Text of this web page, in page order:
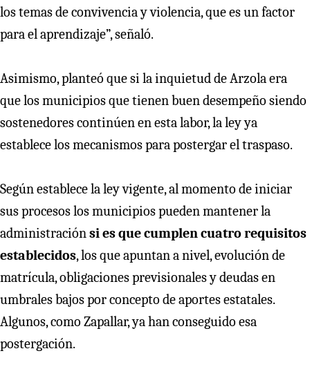
los temas de convivencia y violencia, que es un factor
para el aprendizaje”, señaló.
Asimismo, planteó que si la inquietud de Arzola era
que los municipios que tienen buen desempeño siendo
sostenedores continúen en esta labor, la ley ya
establece los mecanismos para postergar el traspaso.
Según establece la ley vigente, al momento de iniciar
sus procesos los municipios pueden mantener la
administraciónsi es que cumplen cuatro requisitos
establecidos, los que apuntan a nivel, evolución de
matrícula, obligaciones previsionales y deudas en
umbrales bajos por concepto de aportes estatales.
Algunos, como Zapallar, ya han conseguido esa
postergación.